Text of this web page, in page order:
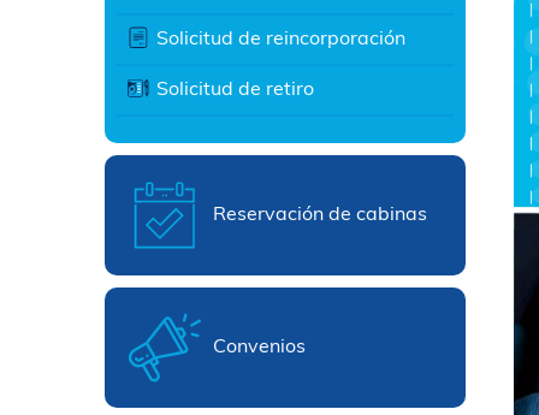
Solicitud de reincorporación
Solicitud de retiro
Reservación de cabinas
Convenios